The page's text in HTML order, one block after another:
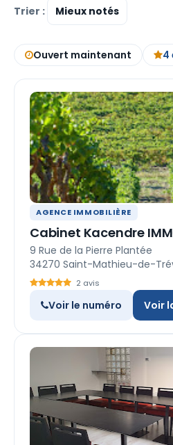
Trier :
Ouvert maintenant 4
AGENCE IMMOBILIÈRE
Cabinet Kacendre
9 Rue de la Pierre Plantée
34270 Saint-Mathieu-de-
2 avis
Voir le numéro Voir